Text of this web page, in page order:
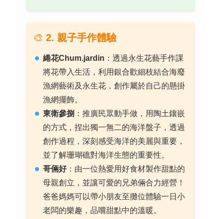
🎨 2. 親子手作體驗
綣花Chum.jardin ： 透過永生花藝手作課
將花帶入生活，利用銀合歡細枝結合海廢
漁網藝術及永生花，創作屬於自己的懸掛
漁網擺飾。
東衛參捌 ： 推廣民眾動手做，用陶土鑲嵌
的方式，捏出獨一無二的海洋盤子，透過
創作過程，深刻感受海洋的美麗與重要，
並了解珊瑚礁對海洋生態的重要性。
哥倆好： 由一位熱愛用好食材製作甜點的
母親創立，並讓可愛的兄弟倆合力經營！
爸爸媽媽可以帶小朋友至攤位體驗一日小
老闆的樂趣，品嚐甜點中的溫暖。